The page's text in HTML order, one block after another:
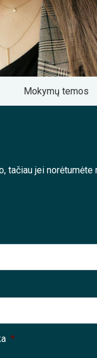
Mokymų temos
tačiau jei
*